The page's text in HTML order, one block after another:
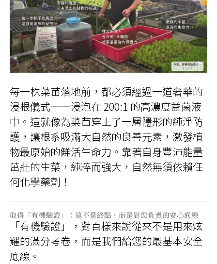
每一株菜苗落地前，都必須經過一道奢華的
浸根儀式——浸泡在 200:1 的高濃度益菌液
中。這就像為菜苗穿上了一層隱形的純淨防
護，讓根系吸滿大自然的良善元素，激發植
物最原始的鮮活生命力。靠著自身豐沛能量
茁壯的生菜，純粹而強大，自然無須依賴任
何化學藥劑！
取得「有機驗證」：這不是終點，而是對您負責的安心底線
「有機驗證」，對百樣來說從來不是用來炫
耀的滿分考卷，而是我們給您的最基本安全
底線。